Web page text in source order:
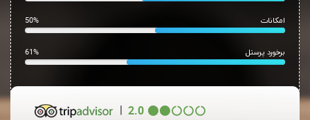
امکانات 50%
برخورد پرسنل 61%
| 2.0